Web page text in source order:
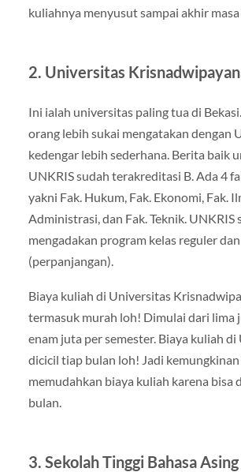
kuliahnya menyusut sampai akhir
2. Universitas
Ini ialah universitas paling tua di
orang lebih sukai mengatakan dengan
kedengar lebih sederhana. Berita baik
UNKRIS sudah terakreditasi B. Ada 4
yakni Fak. Hukum, Fak. Ekonomi, Fak.
Administrasi, dan Fak. Teknik. UNKRIS
mengadakan program kelas reguler
(perpanjangan).
Biaya kuliah di Universitas
termasuk murah loh! Dimulai dari lima
enam juta per semester. Biaya kuliah di
dicicil tiap bulan loh! Jadi kemungkinan
memudahkan biaya kuliah karena bisa
bulan.
3. Sekolah Tinggi Bahasa